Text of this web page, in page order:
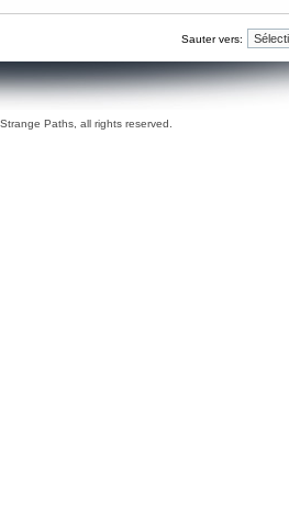
Sauter vers:
Paths, all rights reserved.